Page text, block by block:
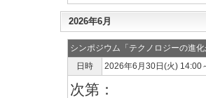
2026年6月
シンポジウム「テクノロジーの進
日時
2026年6月30日(火) 14:00
次第：